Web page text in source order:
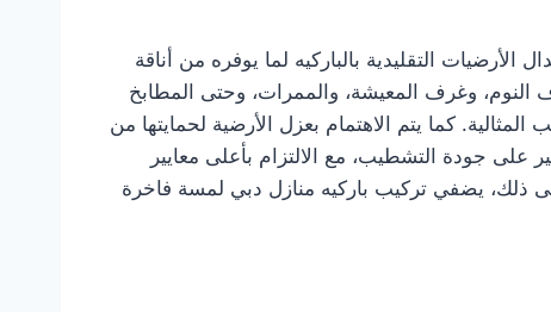
التقليدية بالباركيه لما يوفره من أناقة
النوم، وغرف المعيشة، والممرات، وحتى المطابخ
المثالية. كما يتم الاهتمام بعزل الأرضية لحمايتها من
على جودة التشطيب، مع الالتزام بأعلى معايير
إلى ذلك، يضفي تركيب باركيه منازل دبي لمسة فاخرة